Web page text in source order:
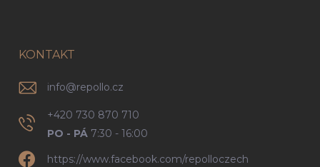
KONTAKT
info@repollo.cz
+420 730 870 710
PO - PÁ 7:30 - 16:00
https://www.facebook.com/repolloczech